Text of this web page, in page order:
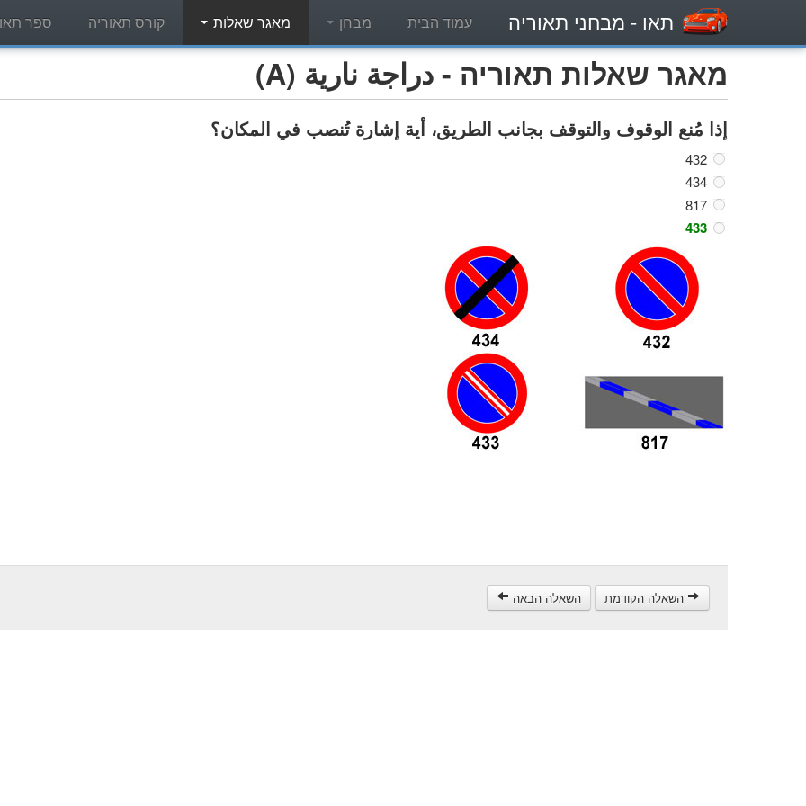
תאו - מבחני תאוריה עמוד הבית מבחן מאגר שאלות קורס תאוריה ספר
מאגר שאלות תאוריה - دراجة نارية (A)
إذا مُنع الوقوف والتوقف بجانب الطريق، أية إشارة تُنصب في المكان؟
432
434
817
433
השאלה הקודמת השאלה הבאה